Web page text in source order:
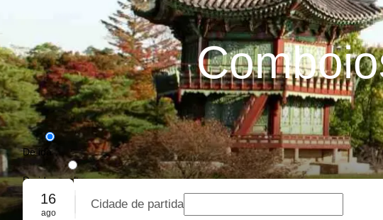
De ida
De ida e volta
Reserva em grupo
16
ago
Cidade de partida